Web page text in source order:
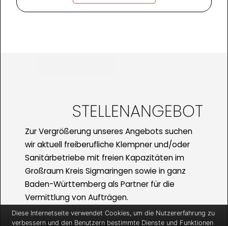
STELLENANGEBOT
Zur Vergrößerung unseres Angebots suchen
wir aktuell freiberufliche Klempner und/oder
Sanitärbetriebe mit freien Kapazitäten im
Großraum Kreis Sigmaringen sowie in ganz
Baden-Württemberg als Partner für die
Vermittlung von Aufträgen.
Aktuell bauen wir unsere Verfügbarkeit in
Diese Internetseite verwendet Cookies, um die Nutzererfahrung zu
verbessern und den Benutzern bestimmte Dienste und Funktionen